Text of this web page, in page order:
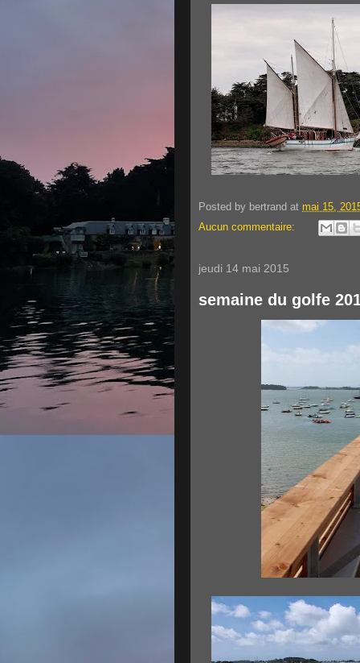
Posted by bertrand at mai 15,
Aucun commentaire:
jeudi 14 mai 2015
semaine du golfe